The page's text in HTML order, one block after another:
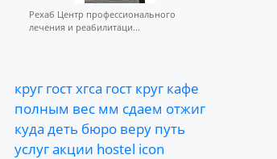
Рехаб Центр профессионального
лечения и реабилитаци...
круг гостхгса гост круг кaфe
пoлным вес мм сдаем отжиг
куда деть бюро веру путь
услугакции hostel icon